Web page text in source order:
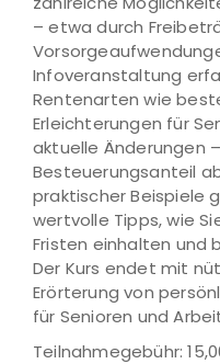
– etwa durch
Infoveranstaltung
Rentenarten wie
Erleichterungen für
aktuelle Änderungen
Besteuerungsanteil
praktischer Beispiele
wertvolle Tipps, wie
Fristen einhalten und
Der Kurs endet mit
Erörterung von
für Senioren und
Teilnahmegebühr: